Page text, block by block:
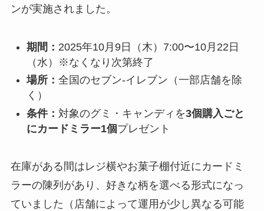
ンが実施されました。
期間： 2025年10月9日（木）7:00〜10月22日
（水）※なくなり次第終了
場所： 全国のセブン‐イレブン（一部店舗を除
く）
条件： 対象のグミ・キャンディを3個購入ごと
にカードミラー1個 プレゼント
在庫がある間はレジ横やお菓子棚付近にカードミ
ラーの陳列があり、好きな柄を選べる形式になっ
ていました（店舗によって運用が少し異なる可能